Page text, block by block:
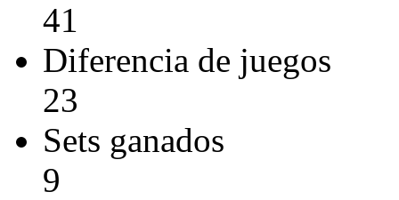
41
Diferencia de juegos
23
Sets ganados
9